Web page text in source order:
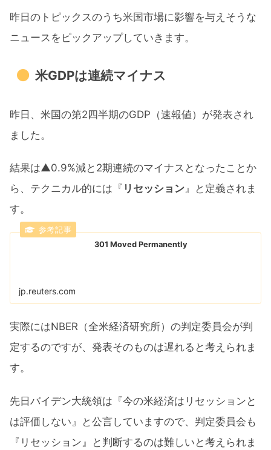
昨日のトピックスのうち米国市場に影響を与えそうな
ニュースをピックアップしていきます。
米GDPは連続マイナス
昨日、米国の第2四半期のGDP（速報値）が発表され
ました。
結果は▲0.9%減と2期連続のマイナスとなったことか
ら、テクニカル的には『 リセッション』と定義されま
す。
301 Moved Permanently
jp.reuters.com
実際にはNBER（全米経済研究所）の判定委員会が判
定するのですが、発表そのものは遅れると考えられま
す。
先日バイデン大統領は『今の米経済はリセッションと
は評価しない』と公言していますので、判定委員会も
『リセッション』と判断するのは難しいと考えられま